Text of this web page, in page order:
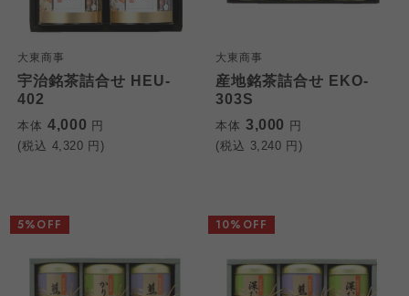
大東商事
宇治銘茶詰合せ HEU-
402
本体 4,000 円
(税込 4,320 円)
大東商事
産地銘茶詰合せ EKO-
303S
本体 3,000 円
(税込 3,240 円)
5%OFF 10%OFF